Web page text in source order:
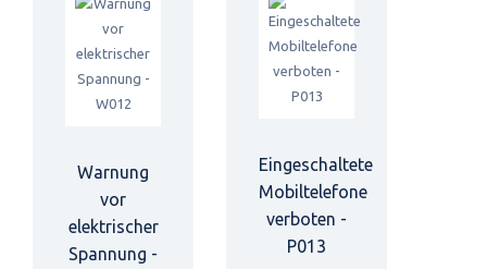
Warnung
vor
elektrischer
Spannung -
Eingeschaltete
Mobiltelefone
verboten -
P013